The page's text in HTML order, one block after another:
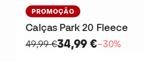
PROMOÇÃO
Calças Park 20 Fleece
49,99 €34,99 €−30%